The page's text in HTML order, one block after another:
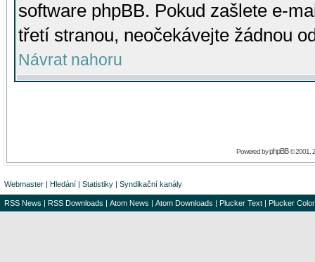
software phpBB. Pokud zašlete e-
třetí stranou, neočekávejte žádnou
Návrat nahoru
Powered byphpBB© 2001,
Webmaster | Hledání | Statistiky | Syndikační kanály
RSS News | RSS Downloads | Atom News | Atom Downloads | Plucker Text | Plucker Color